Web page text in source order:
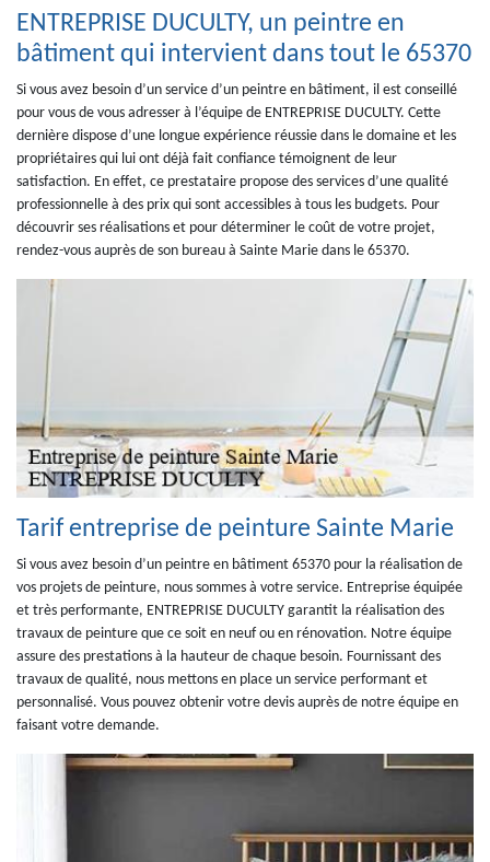
ENTREPRISE DUCULTY, un peintre en
bâtiment qui intervient dans tout le 65370
Si vous avez besoin d’un service d’un peintre en bâtiment, il est conseillé
pour vous de vous adresser à l’équipe de ENTREPRISE DUCULTY. Cette
dernière dispose d’une longue expérience réussie dans le domaine et les
propriétaires qui lui ont déjà fait confiance témoignent de leur
satisfaction. En effet, ce prestataire propose des services d’une qualité
professionnelle à des prix qui sont accessibles à tous les budgets. Pour
découvrir ses réalisations et pour déterminer le coût de votre projet,
rendez-vous auprès de son bureau à Sainte Marie dans le 65370.
Tarif entreprise de peinture Sainte Marie
Si vous avez besoin d’un peintre en bâtiment 65370 pour la réalisation de
vos projets de peinture, nous sommes à votre service. Entreprise équipée
et très performante, ENTREPRISE DUCULTY garantit la réalisation des
travaux de peinture que ce soit en neuf ou en rénovation. Notre équipe
assure des prestations à la hauteur de chaque besoin. Fournissant des
travaux de qualité, nous mettons en place un service performant et
personnalisé. Vous pouvez obtenir votre devis auprès de notre équipe en
faisant votre demande.